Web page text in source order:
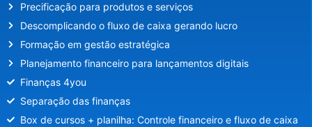
Precificação para produtos e serviços
Descomplicando o fluxo de caixa gerando lucro
Formação em gestão estratégica
Planejamento financeiro para lançamentos digitais
Finanças 4you
Separação das finanças
Box de cursos + planilha: Controle financeiro e fluxo de caixa